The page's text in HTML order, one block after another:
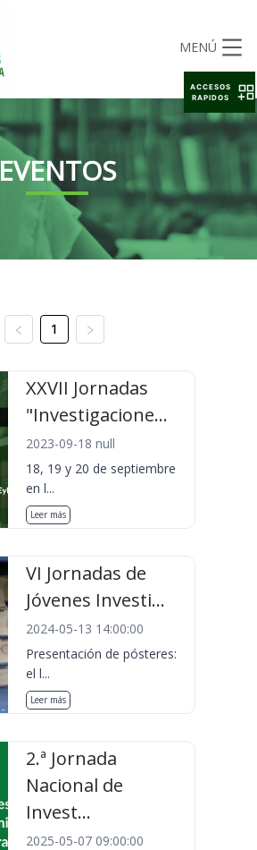
MENÚ
EVENTOS
1
XXVII Jornadas
"Investigacione...
2023-09-18 null
18, 19 y 20 de septiembre
en l...
Leer más
VI Jornadas de
Jóvenes Investi...
2024-05-13 14:00:00
Presentación de pósteres:
el l...
Leer más
2.ª Jornada
Nacional de
Invest...
2025-05-07 09:00:00
ACCESOS
RAPIDOS